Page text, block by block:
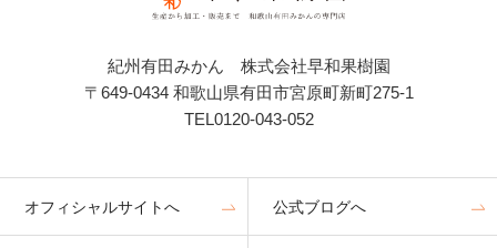
紀州有田みかん 株式会社早和果樹園
〒649-0434 和歌山県有田市宮原町新町275-1
TEL0120-043-052
オフィシャルサイトへ 公式ブログへ